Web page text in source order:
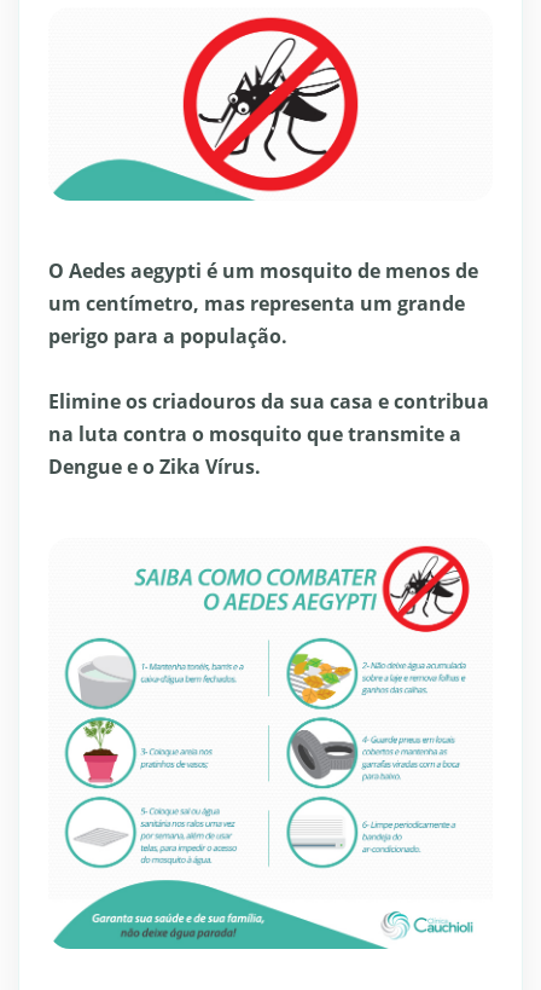
O Aedes aegypti é um mosquito de menos de
um centímetro, mas representa um grande
perigo para a população.
Elimine os criadouros da sua casa e contribua
na luta contra o mosquito que transmite a
Dengue e o Zika Vírus.